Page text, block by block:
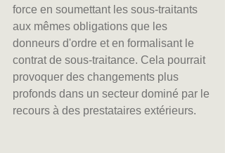
force en soumettant les sous-traitants
aux mêmes obligations que les
donneurs d'ordre et en formalisant le
contrat de sous-traitance. Cela pourrait
provoquer des changements plus
profonds dans un secteur dominé par le
recours à des prestataires extérieurs.